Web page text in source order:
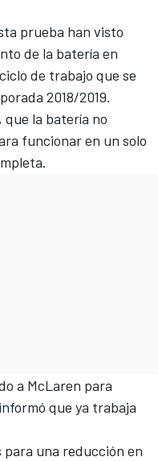
prueba han visto
de la batería en
de trabajo que se
2018/2019.
la batería no
funcionar en un solo
a McLaren para
que ya trabaja
para una reducción en